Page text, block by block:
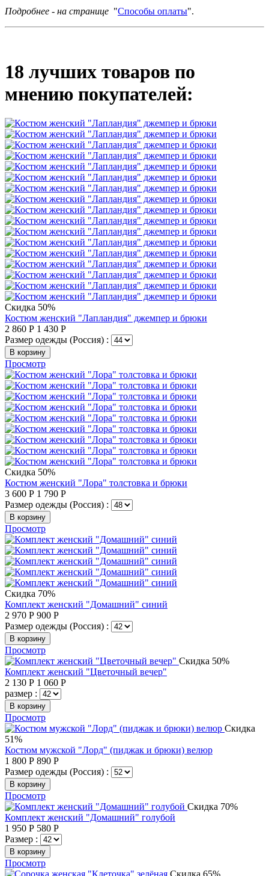
Подробнее - на странице "Способы оплаты".
18 лучших товаров по
мнению покупателей:
Скидка 50%
Костюм женский "Лапландия" джемпер и брюки
2 860 Р 1 430 Р
Размер одежды (Россия) :
В корзину
Просмотр
Скидка 50%
Костюм женский "Лора" толстовка и брюки
3 600 Р 1 790 Р
Размер одежды (Россия) :
В корзину
Просмотр
Скидка 70%
Комплект женский "Домашний" синий
2 970 Р 900 Р
Размер одежды (Россия) :
В корзину
Просмотр
Скидка 50%
Комплект женский "Цветочный вечер"
2 130 Р 1 060 Р
размер :
В корзину
Просмотр
Скидка
51%
Костюм мужской "Лорд" (пиджак и брюки) велюр
1 800 Р 890 Р
Размер одежды (Россия) :
В корзину
Просмотр
Скидка 70%
Комплект женский "Домашний" голубой
1 950 Р 580 Р
Размер :
В корзину
Просмотр